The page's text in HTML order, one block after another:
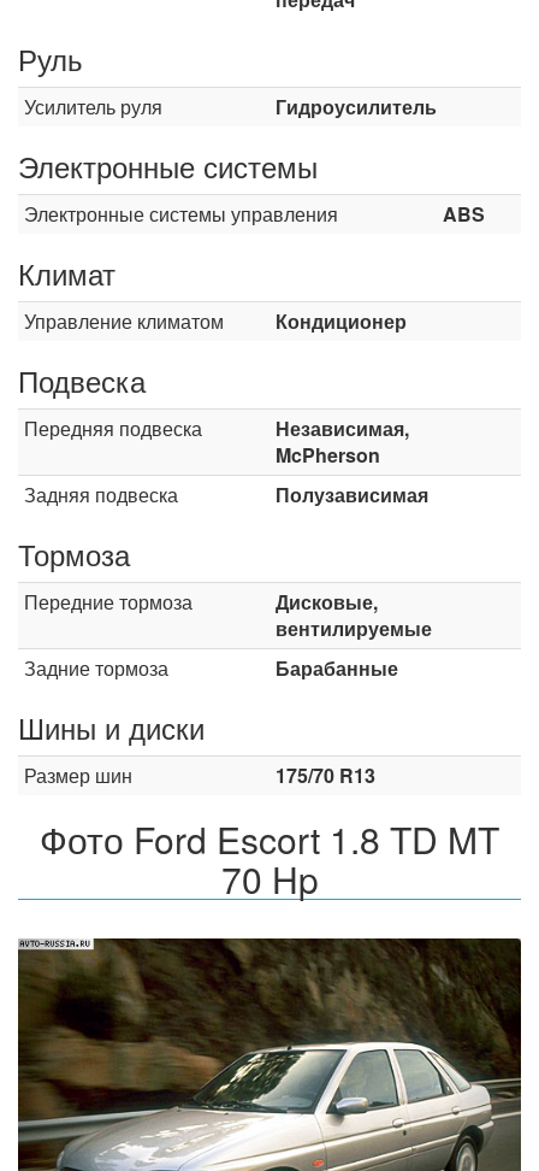
Руль
Усилитель руля Гидроусилитель
Электронные системы
Электронные системы управления ABS
Климат
Управление климатом Кондиционер
Подвеска
Передняя подвеска
Независимая,
McPherson
Задняя подвеска
Полузависимая
Тормоза
Передние тормоза
Дисковые,
вентилируемые
Задние тормоза
Барабанные
Шины и диски
Размер шин 175/70 R13
Фото Ford Escort 1.8 TD MT
70 Hp
Назад